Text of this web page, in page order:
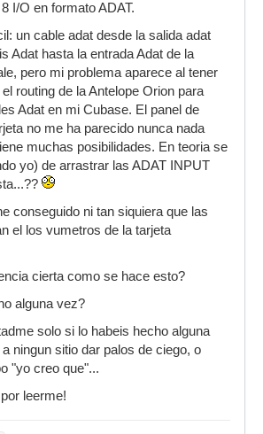
I/O en formato ADAT.
un cable adat desde la salida adat
Adat hasta la entrada Adat de la
pero mi problema aparece al tener
routing de la Antelope Orion para
Adat en mi Cubase. El panel de
no me ha parecido nunca nada
muchas posibilidades. En teoria se
yo) de arrastrar las ADAT INPUT
conseguido ni tan siquiera que las
el los vumetros de la tarjeta
cierta como se hace esto?
alguna vez?
solo si lo habeis hecho alguna
ningun sitio dar palos de ciego, o
"yo creo que"...
leerme!